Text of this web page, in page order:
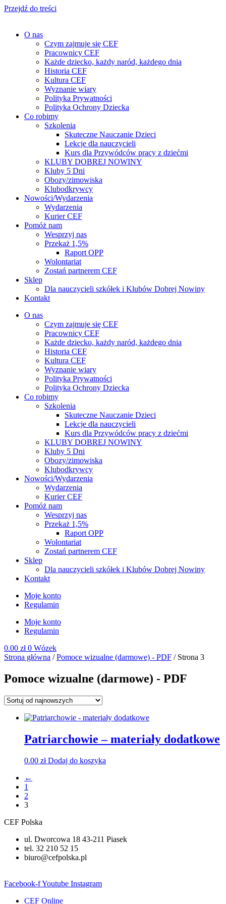
Przejdź do treści
O nas
Czym zajmuje się CEF
Pracownicy CEF
Każde dziecko, każdy naród, każdego dnia
Historia CEF
Kultura CEF
Wyznanie wiary
Polityka Prywatności
Polityka Ochrony Dziecka
Co robimy
Szkolenia
Skuteczne Nauczanie Dzieci
Lekcje dla nauczycieli
Kurs dla Przywódców pracy z dziećmi
KLUBY DOBREJ NOWINY
Kluby 5 Dni
Obozy/zimowiska
Klubodkrywcy
Nowości/Wydarzenia
Wydarzenia
Kurier CEF
Pomóż nam
Wesprzyj nas
Przekaż 1,5%
Raport OPP
Wolontariat
Zostań partnerem CEF
Sklep
Dla nauczycieli szkółek i Klubów Dobrej Nowiny
Kontakt
O nas
Czym zajmuje się CEF
Pracownicy CEF
Każde dziecko, każdy naród, każdego dnia
Historia CEF
Kultura CEF
Wyznanie wiary
Polityka Prywatności
Polityka Ochrony Dziecka
Co robimy
Szkolenia
Skuteczne Nauczanie Dzieci
Lekcje dla nauczycieli
Kurs dla Przywódców pracy z dziećmi
KLUBY DOBREJ NOWINY
Kluby 5 Dni
Obozy/zimowiska
Klubodkrywcy
Nowości/Wydarzenia
Wydarzenia
Kurier CEF
Pomóż nam
Wesprzyj nas
Przekaż 1,5%
Raport OPP
Wolontariat
Zostań partnerem CEF
Sklep
Dla nauczycieli szkółek i Klubów Dobrej Nowiny
Kontakt
Moje konto
Regulamin
Moje konto
Regulamin
0.00 zł 0 Wózek
Strona główna /Pomoce wizualne (darmowe) - PDF / Strona 3
Pomoce wizualne (darmowe) - PDF
Patriarchowie – materiały dodatkowe
0.00 zł Dodaj do koszyka
←
1
2
3
CEF Polska
ul. Dworcowa 18 43-211 Piasek
tel. 32 210 52 15
biuro@cefpolska.pl
Facebook-fYoutube Instagram
CEF Online